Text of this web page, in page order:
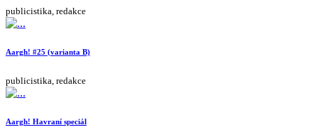
publicistika, redakce
Aargh! #25 (varianta B)
publicistika, redakce
Aargh! Havraní speciál